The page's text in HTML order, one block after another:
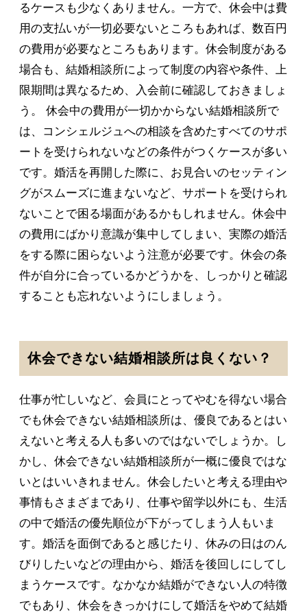
るケースも少なくありません。一方で、休会中は費
用の支払いが一切必要ないところもあれば、数百円
の費用が必要なところもあります。休会制度がある
場合も、結婚相談所によって制度の内容や条件、上
限期間は異なるため、入会前に確認しておきましょ
う。 休会中の費用が一切かからない結婚相談所で
は、コンシェルジュへの相談を含めたすべてのサポ
ートを受けられないなどの条件がつくケースが多い
です。婚活を再開した際に、お見合いのセッティン
グがスムーズに進まないなど、サポートを受けられ
ないことで困る場面があるかもしれません。休会中
の費用にばかり意識が集中してしまい、実際の婚活
をする際に困らないよう注意が必要です。休会の条
件が自分に合っているかどうかを、しっかりと確認
することも忘れないようにしましょう。
休会できない結婚相談所は良くない？
仕事が忙しいなど、会員にとってやむを得ない場合
でも休会できない結婚相談所は、優良であるとはい
えないと考える人も多いのではないでしょうか。し
かし、休会できない結婚相談所が一概に優良ではな
いとはいいきれません。休会したいと考える理由や
事情もさまざまであり、仕事や留学以外にも、生活
の中で婚活の優先順位が下がってしまう人もいま
す。婚活を面倒であると感じたり、休みの日はのん
びりしたいなどの理由から、婚活を後回しにしてし
まうケースです。なかなか結婚ができない人の特徴
でもあり、休会をきっかけにして婚活をやめて結婚